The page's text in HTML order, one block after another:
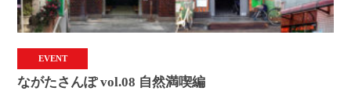
EVENT
ながたさんぽ vol.08 自然満喫編